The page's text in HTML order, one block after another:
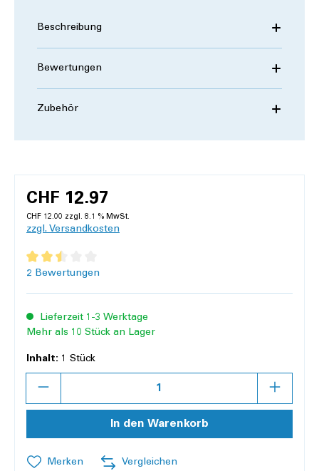
Beschreibung
Bewertungen
Zubehör
CHF 12.97
CHF 12.00 zzgl. 8.1 % MwSt.
zzgl. Versandkosten
Durchschnittliche Bewertung von 2.5 von 5 Sternen
2 Bewertungen
Lieferzeit 1-3 Werktage
Mehr als 10 Stück an Lager
Inhalt: 1 Stück
In den Warenkorb
Merken Vergleichen